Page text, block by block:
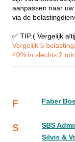
aanpassen naar
via de
✅ TIP:( Vergelijk
Vergelijk 5
40% in slechts 2
F Faber
S
SBS
Silvis &